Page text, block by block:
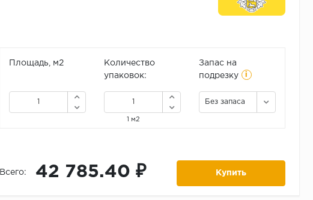
Площадь, м2
Количество
упаковок:
1 м2
Запас на
подрезку
i
Без запаса
Всего: 42 785.40 ₽ Купить